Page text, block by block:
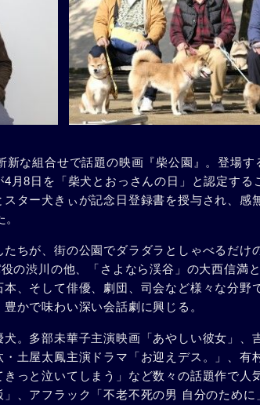
新な組合せで話題の映画『柴公園』。登場す
月8日を「柴犬とおっさんの日」と認定する
ター犬きぃが記念日登録書を授与され、感
たちが、街の公園でダラダラとしゃべるだけ
の渋川の他、「さよなら渓谷」の大西信満
本、そして俳優、劇団、司会など様々な分野
かで味わい深い会話劇に興じる。
。多部未華子主演映画「あやしい彼女」、
土屋太鳳主演ドラマ「お迎えデス。」、有
っと泣いてしまう」など数々の話題作で人
、アフラック「不老不死の男 自分のために